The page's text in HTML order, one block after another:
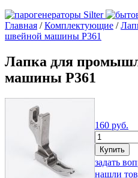
Главная /Комплектующие /
швейной машины P361
Лапка для
машины P361
160 руб.
задать
нашли